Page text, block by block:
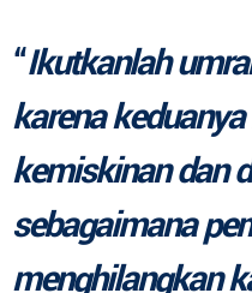
“Ikutkanlah
karena keduanya
kemiskinan dan
sebagaimana
menghilangkan